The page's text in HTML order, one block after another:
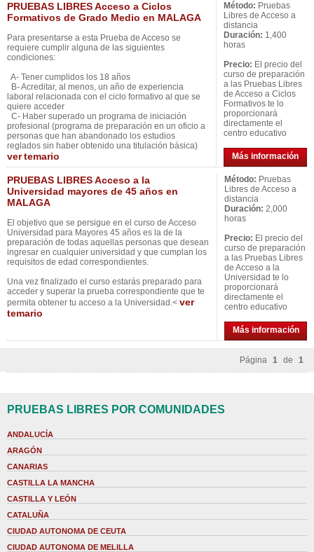
PRUEBAS LIBRES Acceso a Ciclos
Formativos de Grado Medio en MALAGA
Para presentarse a esta Prueba de Acceso se
requiere cumplir alguna de las siguientes
condiciones:
A- Tener cumplidos los 18 años
B- Acreditar, al menos, un año de experiencia
laboral relacionada con el ciclo formativo al que se
quiere acceder
C- Haber superado un programa de iniciación
profesional (programa de preparación en un oficio a
personas que han abandonado los estudios
reglados sin haber obtenido una titulación básica)
vertemario
Método: Pruebas
Libres de Acceso a
distancia
Duración: 1,400
horas
Precio: El precio del
curso de preparación
a las Pruebas Libres
de Acceso a Ciclos
Formativos te lo
proporcionará
directamente el
centro educativo
Más información
PRUEBAS LIBRES Acceso a la
Universidad mayores de 45 años en
MALAGA
El objetivo que se persigue en el curso de Acceso
Universidad para Mayores 45 años es la de la
preparación de todas aquellas personas que desean
ingresar en cualquier universidad y que cumplan los
requisitos de edad correspondientes.
Una vez finalizado el curso estarás preparado para
acceder y superar la prueba correspondiente que te
permita obtener tu acceso a la Universidad.< ver
temario
Método: Pruebas
Libres de Acceso a
distancia
Duración: 2,000
horas
Precio: El precio del
curso de preparación
a las Pruebas Libres
de Acceso a la
Universidad te lo
proporcionará
directamente el
centro educativo
Más información
Página 1 de 1
PRUEBAS LIBRES POR COMUNIDADES
ANDALUCÍA
ARAGÓN
CANARIAS
CASTILLA LA MANCHA
CASTILLA Y LEÓN
CATALUÑA
CIUDAD AUTONOMA DE CEUTA
CIUDAD AUTONOMA DE MELILLA